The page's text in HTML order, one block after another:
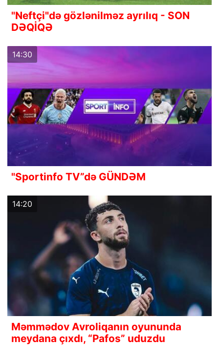
"Neftçi"də gözlənilməz ayrılıq - SON
DƏQİQƏ
14:30
"Sportinfo TV”də GÜNDƏM
14:20
Məmmədov Avroliqanın oyununda
meydana çıxdı, “Pafos” uduzdu